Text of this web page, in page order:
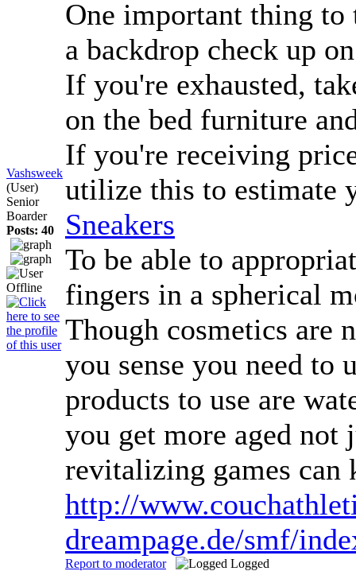
Vashsweek
(User)
Senior
Boarder
Posts: 40
One important thing to
a backdrop check up
If you're exhausted,
on the bed furniture
If you're receiving
utilize this to estimate
Sneakers
To be able to
fingers in a spherical
Though cosmetics are
you sense you need to
products to use are
you get more aged
revitalizing games can
http://
dreampage.de/smf/
Report to moderator Logged